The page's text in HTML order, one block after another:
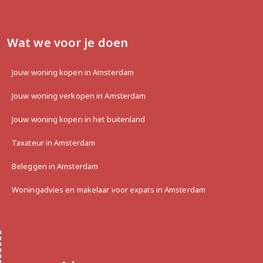
Electricity
The fuse box is equipped with 3 groups and a
Heating is provided by an Intergas boiler (year of
construction 2014).
Hot water
central heating boiler.
Year of construction
Wat we voor je doen
Jouw woning kopen in Amsterdam
Jouw woning verkopen in Amsterdam
Jouw woning kopen in het buitenland
Taxateur in Amsterdam
Beleggen in Amsterdam
Woningadvies en makelaar voor expats in Amsterdam